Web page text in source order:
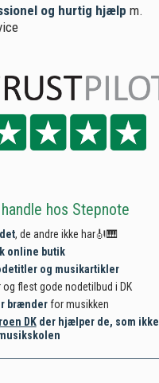
og hurtig hjælp m.
hos Stepnote
, de andre ikke har🎻🎹
online butik
og musikartikler
og flest gode nodetilbud i DK
brænderfor musikken
DKder hjælper de, som ikke